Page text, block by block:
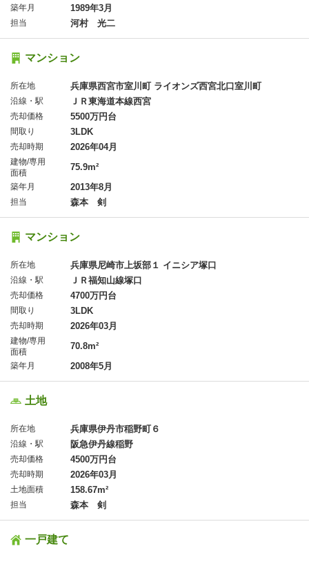
築年月 1989年3月
担当 河村 光二
マンション
所在地 兵庫県西宮市室川町 ライオンズ西宮北口室川町
沿線・駅 ＪＲ東海道本線西宮
売却価格 5500万円台
間取り 3LDK
売却時期 2026年04月
建物/専用
面積
75.9m²
築年月 2013年8月
担当 森本 剣
マンション
所在地 兵庫県尼崎市上坂部１ イニシア塚口
沿線・駅 ＪＲ福知山線塚口
売却価格 4700万円台
間取り 3LDK
売却時期 2026年03月
建物/専用
面積
70.8m²
築年月 2008年5月
土地
所在地 兵庫県伊丹市稲野町６
沿線・駅 阪急伊丹線稲野
売却価格 4500万円台
売却時期 2026年03月
土地面積 158.67m²
担当 森本 剣
一戸建て